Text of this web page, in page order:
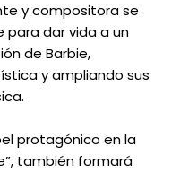
y compositora se
para dar vida a un
de Barbie,
y ampliando sus
protagónico en la
también formará